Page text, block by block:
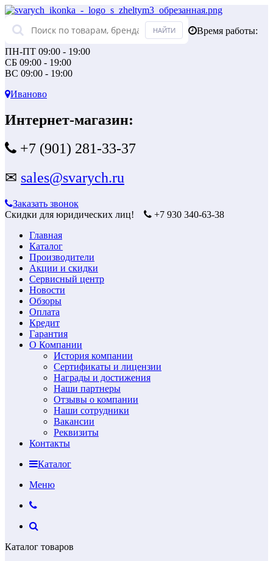
Время работы:
ПН-ПТ 09:00 - 19:00
СБ 09:00 - 19:00
ВС 09:00 - 19:00
Иваново
Интернет-магазин:
+7 (901) 281-33-37
✉ sales@svarych.ru
Заказать звонок
Скидки для юридических лиц!
+7 930 340-63-38
Главная
Каталог
Производители
Акции и скидки
Сервисный центр
Новости
Обзоры
Оплата
Кредит
Гарантия
О Компании
История компании
Сертификаты и лицензии
Награды и достижения
Наши партнеры
Отзывы о компании
Наши сотрудники
Вакансии
Реквизиты
Контакты
Каталог
Меню
Каталог товаров